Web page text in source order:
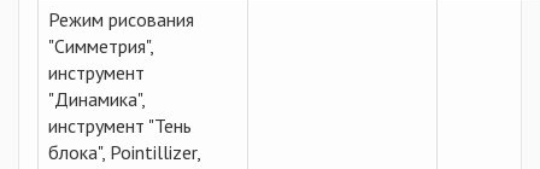
Режим рисования
"Симметрия",
инструмент
"Динамика",
инструмент "Тень
блока", Pointillizer,